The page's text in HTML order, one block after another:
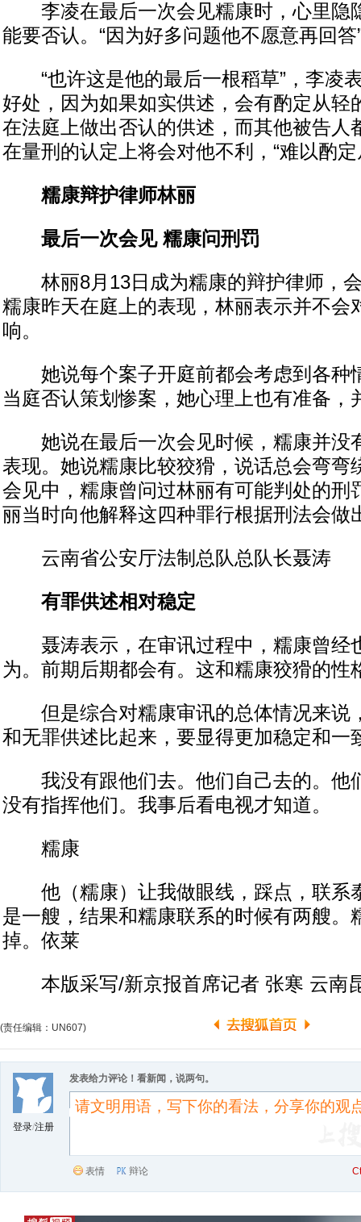
李凌在最后一次会见糯康时，心里隐
能要否认。“因为好多问题他不愿意再回答
“也许这是他的最后一根稻草”，李凌
好处，因为如果如实供述，会有酌定从轻
在法庭上做出否认的供述，而其他被告人
在量刑的认定上将会对他不利，“难以酌定
糯康辩护律师林丽
最后一次会见 糯康问刑罚
林丽8月13日成为糯康的辩护律师，
糯康昨天在庭上的表现，林丽表示并不会
响。
她说每个案子开庭前都会考虑到各种
当庭否认策划惨案，她心理上也有准备，
她说在最后一次会见时候，糯康并没
表现。她说糯康比较狡猾，说话总会弯弯
会见中，糯康曾问过林丽有可能判处的刑
丽当时向他解释这四种罪行根据刑法会做
云南省公安厅法制总队总队长聂涛
有罪供述相对稳定
聂涛表示，在审讯过程中，糯康曾经
为。前期后期都会有。这和糯康狡猾的性
但是综合对糯康审讯的总体情况来说
和无罪供述比起来，要显得更加稳定和一
我没有跟他们去。他们自己去的。他
没有指挥他们。我事后看电视才知道。
糯康
他（糯康）让我做眼线，踩点，联系
是一艘，结果和糯康联系的时候有两艘。
掉。依莱
本版采写/新京报首席记者 张寒 云南
(责任编辑：UN607)
登录/注册
发表给力评论！看新闻，说两句。
表情 辩论